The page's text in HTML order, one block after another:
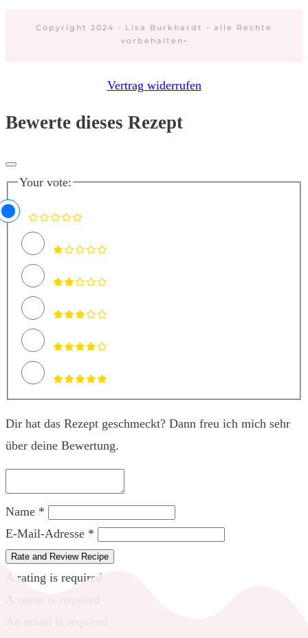
Copyright 2024 - Lisa Burkhardt - alle Rechte
vorbehalten-
Vertrag widerrufen
Bewerte dieses Rezept
Your vote:
Dir hat das Rezept geschmeckt? Dann freu ich mich sehr
über deine Bewertung.
Name *
E-Mail-Adresse *
Rate and Review Recipe
A rating is required